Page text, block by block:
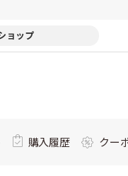
ョップ
購入履歴 クー